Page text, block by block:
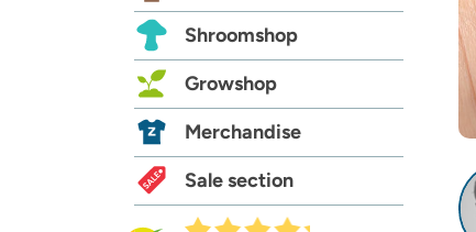
Shroomshop
Growshop
Merchandise
Sale section